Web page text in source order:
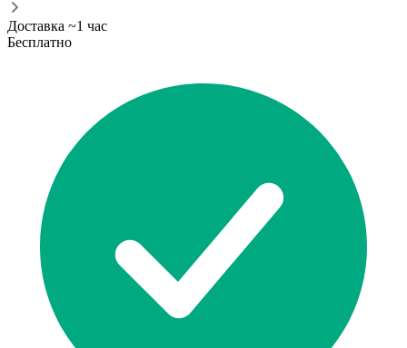
Доставка ~1 час
Бесплатно